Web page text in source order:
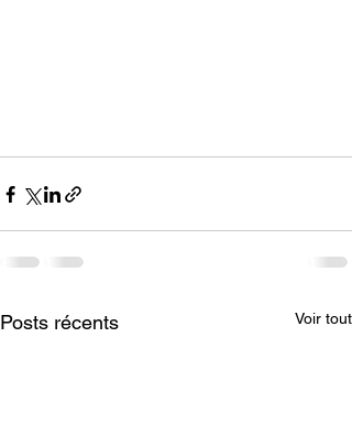
Posts récents Voir tout